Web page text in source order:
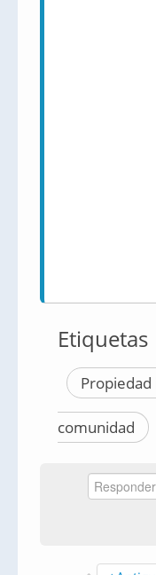
Etiquetas
Propiedad
comunidad